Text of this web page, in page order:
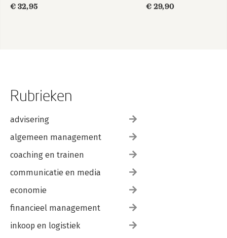
€ 32,95
€ 29,90
Rubrieken
advisering
algemeen management
coaching en trainen
communicatie en media
economie
financieel management
inkoop en logistiek